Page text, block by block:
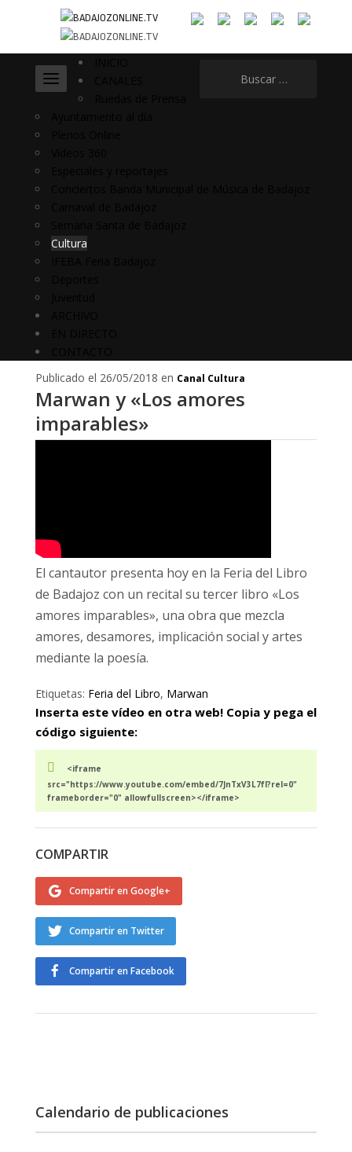
Cultura
Publicado el 26/05/2018 en Canal Cultura
Marwan y «Los amores
imparables»
El cantautor presenta hoy en la Feria del Libro
de Badajoz con un recital su tercer libro «Los
amores imparables», una obra que mezcla
amores, desamores, implicación social y artes
mediante la poesía.
Etiquetas: Feria del Libro, Marwan
Inserta este vídeo en otra web! Copia y pega el
código siguiente:
<iframe
src="https://www.youtube.com/embed/7JnTxV3L7fI?rel=0"
frameborder="0" allowfullscreen></iframe>
COMPARTIR
Compartir en Google+
Compartir en Twitter
Compartir en Facebook
Calendario de publicaciones